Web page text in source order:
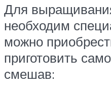
Для
необходим
можно
приготовить
смешав: